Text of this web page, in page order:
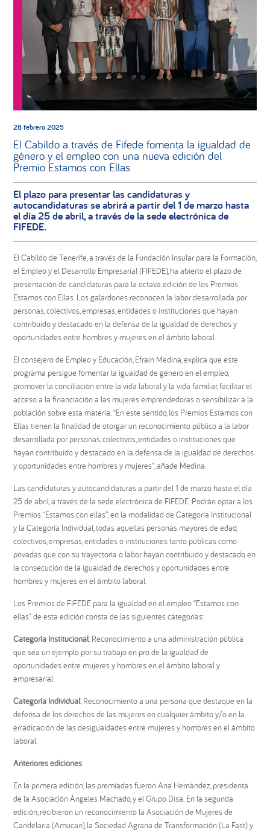
28 febrero 2025
El Cabildo a través de Fifede fomenta la igualdad de
género y el empleo con una nueva edición del
Premio Estamos con Ellas
El plazo para presentar las candidaturas y
autocandidaturas se abrirá a partir del 1 de marzo hasta
el día 25 de abril, a través de la sede electrónica de
FIFEDE.
El Cabildo de Tenerife, a través de la Fundación Insular para la Formación,
el Empleo y el Desarrollo Empresarial (FIFEDE), ha abierto el plazo de
presentación de candidaturas para la octava edición de los Premios
Estamos con Ellas. Los galardones reconocen la labor desarrollada por
personas, colectivos, empresas, entidades o instituciones que hayan
contribuido y destacado en la defensa de la igualdad de derechos y
oportunidades entre hombres y mujeres en el ámbito laboral.
El consejero de Empleo y Educación, Efraín Medina, explica que este
programa persigue fomentar la igualdad de género en el empleo,
promover la conciliación entre la vida laboral y la vida familiar, facilitar el
acceso a la financiación a las mujeres emprendedoras o sensibilizar a la
población sobre esta materia. “En este sentido, los Premios Estamos con
Ellas tienen la finalidad de otorgar un reconocimiento público a la labor
desarrollada por personas, colectivos, entidades o instituciones que
hayan contribuido y destacado en la defensa de la igualdad de derechos
y oportunidades entre hombres y mujeres”, añade Medina.
Las candidaturas y autocandidaturas a partir del 1 de marzo hasta el día
25 de abril, a través de la sede electrónica de FIFEDE. Podrán optar a los
Premios “Estamos con ellas”, en la modalidad de Categoría Institucional
y la Categoría Individual, todas aquellas personas mayores de edad,
colectivos, empresas, entidades o instituciones tanto públicas como
privadas que con su trayectoria o labor hayan contribuido y destacado en
la consecución de la igualdad de derechos y oportunidades entre
hombres y mujeres en el ámbito laboral.
Los Premios de FIFEDE para la igualdad en el empleo “Estamos con
ellas” de esta edición consta de las siguientes categorías:
Categoría Institucional: Reconocimiento a una administración pública
que sea un ejemplo por su trabajo en pro de la igualdad de
oportunidades entre mujeres y hombres en el ámbito laboral y
empresarial.
Categoría Individual:Reconocimiento a una persona que destaque en la
defensa de los derechos de las mujeres en cualquier ámbito y/o en la
erradicación de las desigualdades entre mujeres y hombres en el ámbito
laboral.
Anteriores ediciones
En la primera edición, las premiadas fueron Ana Hernández, presidenta
de la Asociación Ángeles Machado, y el Grupo Disa. En la segunda
edición, recibieron un reconocimiento la Asociación de Mujeres de
Candelaria (Amucan), la Sociedad Agraria de Transformación (La Fast) y